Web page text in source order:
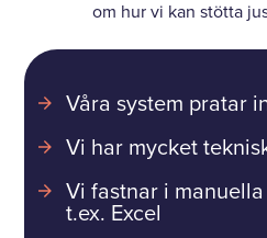
om hur vi kan stötta
Våra system pratar
Vi har mycket
Vi fastnar i
t.ex. Excel